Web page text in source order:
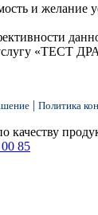
и желание
услугу «ТЕСТ
| Политика
качеству
85